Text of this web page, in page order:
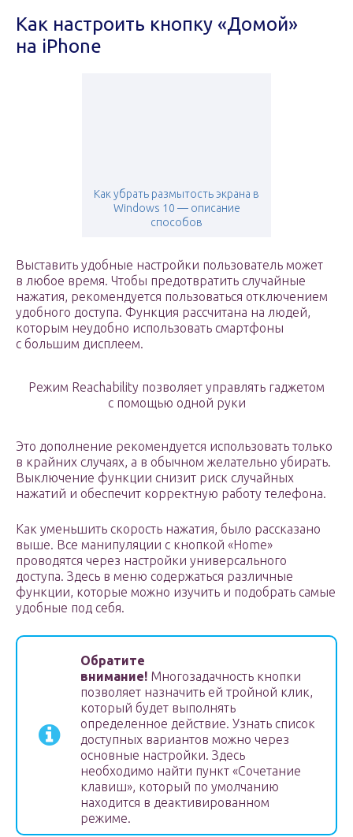
Как настроить кнопку «Домой»
на iPhone
Как убрать размытость экрана в
Windows 10 — описание
способов
Выставить удобные настройки пользователь может
в любое время. Чтобы предотвратить случайные
нажатия, рекомендуется пользоваться отключением
удобного доступа. Функция рассчитана на людей,
которым неудобно использовать смартфоны
с большим дисплеем.
Режим Reachability позволяет управлять гаджетом
с помощью одной руки
Это дополнение рекомендуется использовать только
в крайних случаях, а в обычном желательно убирать.
Выключение функции снизит риск случайных
нажатий и обеспечит корректную работу телефона.
Как уменьшить скорость нажатия, было рассказано
выше. Все манипуляции с кнопкой «Home»
проводятся через настройки универсального
доступа. Здесь в меню содержаться различные
функции, которые можно изучить и подобрать самые
удобные под себя.
Обратите
внимание! Многозадачность кнопки
позволяет назначить ей тройной клик,
который будет выполнять
определенное действие. Узнать список
доступных вариантов можно через
основные настройки. Здесь
необходимо найти пункт «Сочетание
клавиш», который по умолчанию
находится в деактивированном
режиме.